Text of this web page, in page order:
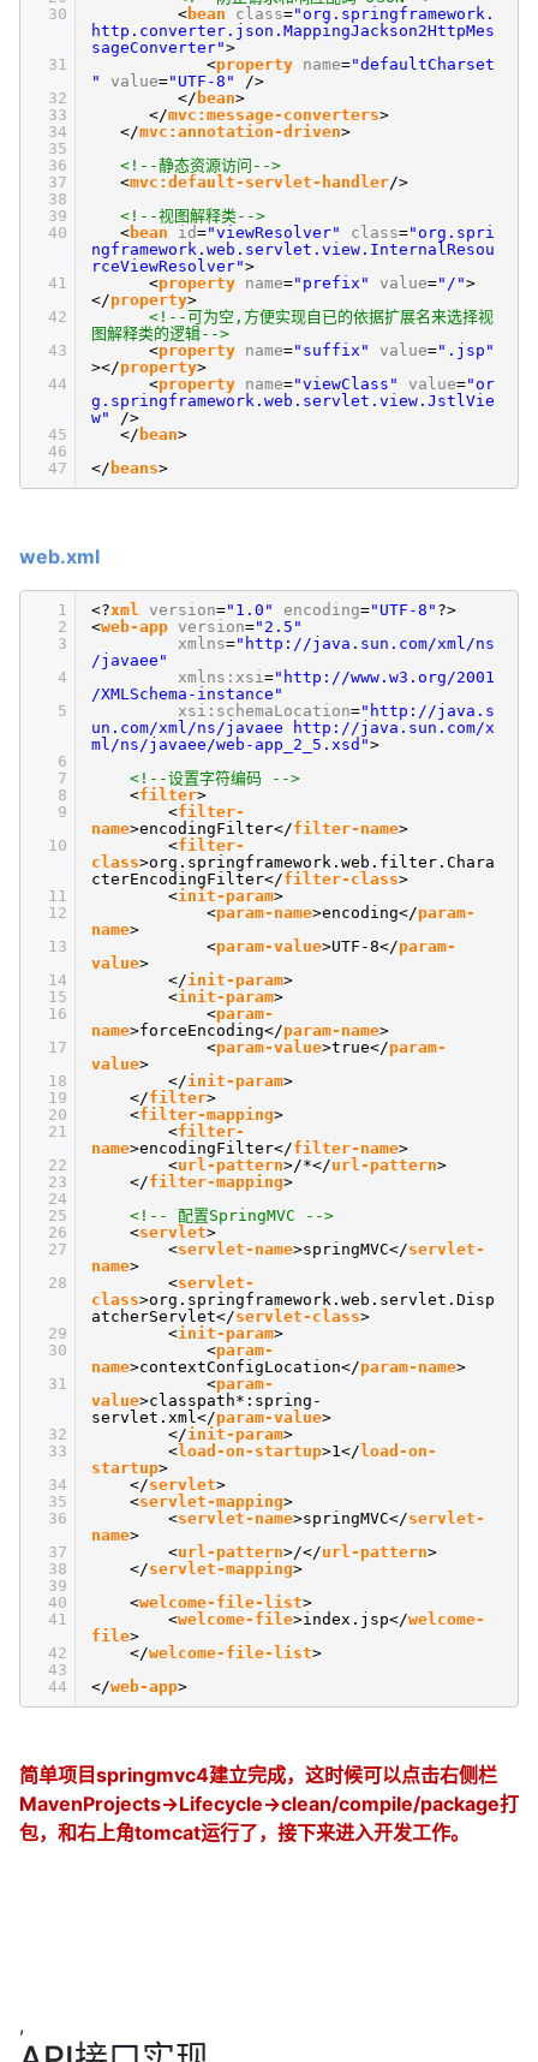
30
31
32
33
34
35
36
37
38
39
40
41
42
43
44
45
46
47
<bean class="org.springframework.
http.converter.json.MappingJackson2HttpMes
sageConverter">
<property name="defaultCharset
"
value="UTF-8"
/>
</ bean>
</mvc:message-converters>
</mvc:annotation-driven>
<!--静态资源访问-->
<mvc:default-servlet-handler/>
<!--视图解释类-->
<bean id="viewResolver" class="org.spri
ngframework.web.servlet.view.InternalResou
rceViewResolver">
<property name="prefix" value="/">
</property>
<!--可为空,方便实现自已的依据扩展名来选择视
图解释类的逻辑-->
<property name="suffix" value=".jsp"
></property>
<property name="viewClass" value="or
g.springframework.web.servlet.view.JstlVie
w"
/>
</ bean>
</ beans>
web.xml
1
2
3
4
5
6
7
8
9
10
11
12
13
14
15
16
17
18
19
20
21
22
23
24
25
26
27
28
29
30
31
32
33
34
35
36
37
38
39
40
41
42
43
44
<?xml version="1.0" encoding="UTF-8" ?>
<web-app version="2.5"
xmlns="http://java.sun.com/xml/ns
/javaee"
xmlns:xsi ="http://www.w3.org/2001
/XMLSchema-instance"
xsi:schemaLocation="http://java.s
un.com/xml/ns/javaee http://java.sun.com/x
ml/ns/javaee/web-app_2_5.xsd">
<!--设置字符编码 -->
<filter>
<filter-
name>encodingFilter</filter-name>
<filter-
class>org.springframework.web.filter.Chara
cterEncodingFilter</filter-class>
<init-param>
<param-name>encoding</param-
name>
<param-value>UTF-8</param-
value>
</init-param>
<init-param>
<param-
name>forceEncoding</param-name>
<param-value>true</param-
value>
</init-param>
</filter>
<filter-mapping>
<filter-
name>encodingFilter</filter-name>
<url-pattern>/*</url-pattern>
</filter-mapping>
<!-- 配置SpringMVC -->
<servlet>
<servlet-name>springMVC</servlet-
name>
<servlet-
class>org.springframework.web.servlet.Disp
atcherServlet</servlet-class>
<init-param>
<param-
name>contextConfigLocation</param-name>
<param-
value>classpath*:spring-
servlet.xml</param-value>
</init-param>
<load-on-startup>1</ load-on-
startup>
</servlet>
<servlet-mapping>
<servlet-name>springMVC</servlet-
name>
<url-pattern>/</url-pattern>
</servlet-mapping>
<welcome-file-list>
<welcome-file>index.jsp</welcome-
file>
</welcome-file-list>
</web-app>
简单项目springmvc4建立完成，这时候可以点击右侧栏
MavenProjects->Lifecycle->clean/compile/package打
包，和右上角tomcat运行了，接下来进入开发工作。
,